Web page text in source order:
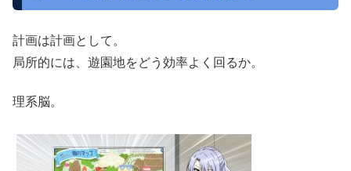
計画は計画として。
局所的には、遊園地をどう効率よく回るか。
理系脳。